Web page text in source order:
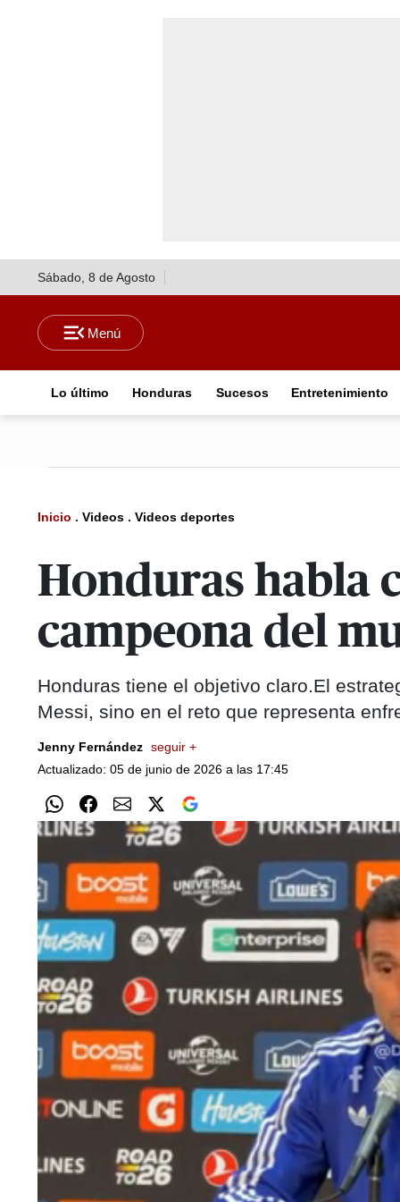
Sábado, 8 de Agosto
Lo último Honduras Sucesos Entretenimiento
Inicio . Videos . Videos deportes
Honduras habla
campeona del
Honduras tiene el objetivo claro.El
Messi, sino en el reto que representa
Jenny Fernández seguir +
Actualizado: 05 de junio de 2026 a las 17:45